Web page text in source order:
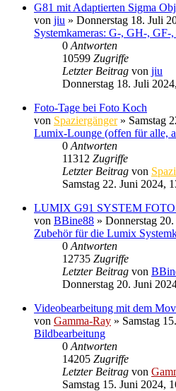
G81 mit Adaptierten Sigma
von jiu » Donnerstag 18. Juli
Systemkameras: G-, GH-,
0 Antworten
10599 Zugriffe
Letzter Beitrag von jiu
Donnerstag 18. Juli
Foto-Tage bei Foto Koch
von Spaziergänger» Samstag
Lumix-Lounge (offen für alle,
0 Antworten
11312 Zugriffe
Letzter Beitrag von
Samstag 22. Juni 2024,
LUMIX G91 SYSTEM
von BBine88 » Donnerstag
Zubehör für die Lumix
0 Antworten
12735 Zugriffe
Letzter Beitrag von
Donnerstag 20. Juni
Videobearbeitung mit dem
von Gamma-Ray » Samstag
Bildbearbeitung
0 Antworten
14205 Zugriffe
Letzter Beitrag von
Samstag 15. Juni 2024,